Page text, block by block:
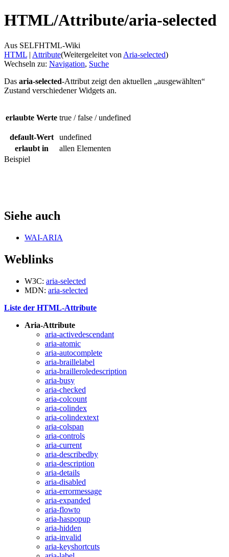
HTML/Attribute/aria-selected
Aus SELFHTML-Wiki
HTML ‎ | Attribute(Weitergeleitet von Aria-selected)
Wechseln zu: Navigation, Suche
Das aria-selected-Attribut zeigt den aktuellen „ausgewählten“
Zustand verschiedener Widgets an.
erlaubte Werte true / false / undefined
default-Wert
undefined
erlaubt in
allen Elementen
Beispiel
Siehe auch
WAI-ARIA
Weblinks
W3C: aria-selected
MDN: aria-selected
Liste der HTML-Attribute
Aria-Attribute
aria-activedescendant
aria-atomic
aria-autocomplete
aria-braillelabel
aria-brailleroledescription
aria-busy
aria-checked
aria-colcount
aria-colindex
aria-colindextext
aria-colspan
aria-controls
aria-current
aria-describedby
aria-description
aria-details
aria-disabled
aria-errormessage
aria-expanded
aria-flowto
aria-haspopup
aria-hidden
aria-invalid
aria-keyshortcuts